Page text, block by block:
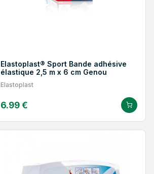
Elastoplast® Sport Bande adhésive
élastique 2,5 m x 6 cm Genou
Elastoplast
6.99 €